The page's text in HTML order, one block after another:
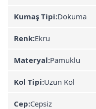
Kumaş Tipi:Dokuma
Renk:Ekru
Materyal:Pamuklu
Kol Tipi:Uzun Kol
Cep:Cepsiz